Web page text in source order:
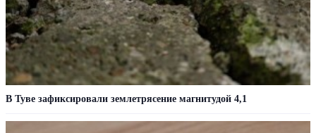
В Туве зафиксировали землетрясение магнитудой 4,1